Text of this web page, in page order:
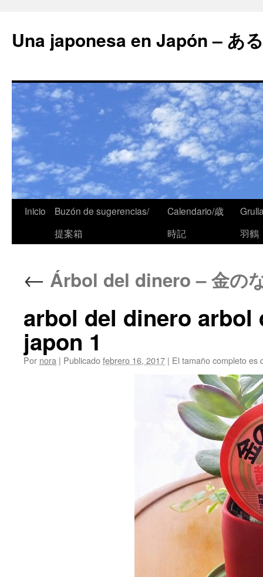
Una japonesa en Japón – あ
Inicio
Buzón de sugerencias/
提案箱
Calendario/歳
時記
羽鶴
← Árbol del dinero – 金の
arbol del dinero arbol
japon 1
Por nora | Publicadofebrero 16, 2017 | El tamaño completo es